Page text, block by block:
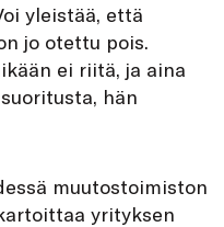
yleistää, että
jo otettu pois.
ei riitä, ja aina
hän
muutostoimiston
yrityksen